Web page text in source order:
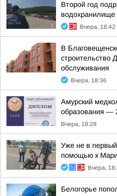
Второй год
водохранилище
Вчера, 18:42
В
строительство
обслуживания
Вчера, 18:36
Амурский
образования —
Вчера, 18:28
Уже не в
помощью к
Вчера,
Белогорье